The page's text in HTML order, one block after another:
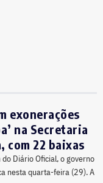
exonerações
na Secretaria
com 22 baixas
Diário Oficial, o governo
nesta quarta-feira (29). A